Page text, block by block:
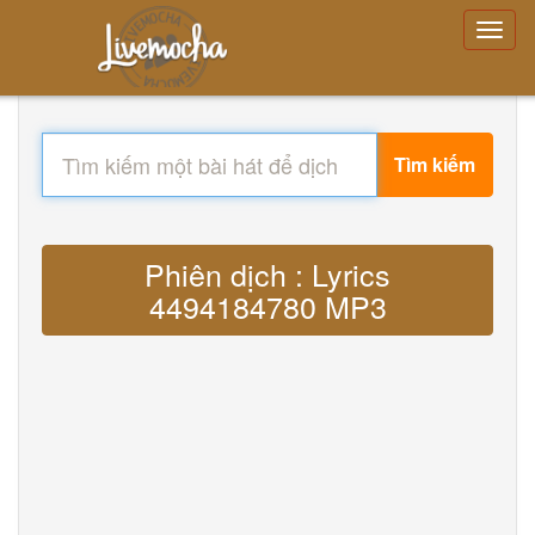
Tìm kiếm
Phiên dịch : Lyrics
4494184780 MP3